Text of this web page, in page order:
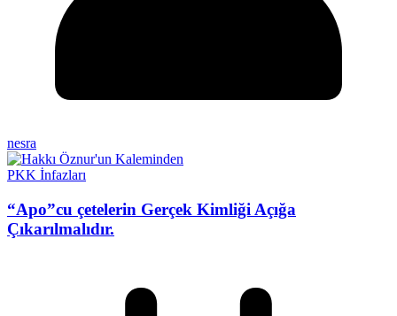
nesra
PKK İnfazları
“Apo”cu çetelerin Gerçek Kimliği Açığa
Çıkarılmalıdır.